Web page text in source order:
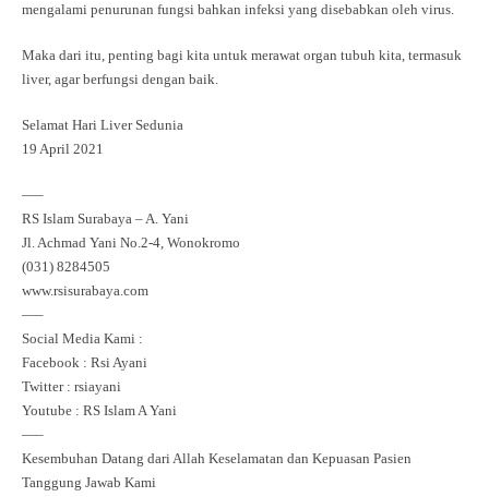
mengalami penurunan fungsi bahkan infeksi yang disebabkan oleh virus.
Maka dari itu, penting bagi kita untuk merawat organ tubuh kita, termasuk
liver, agar berfungsi dengan baik.
Selamat Hari Liver Sedunia
19 April 2021
—–
RS Islam Surabaya – A. Yani⁣⁣⁣
Jl. Achmad Yani No.2-4, Wonokromo⁣⁣⁣
(031) 8284505⁣⁣⁣
www.rsisurabaya.com⁣⁣⁣
—–
Social Media Kami :⁣⁣⁣
Facebook : Rsi Ayani⁣⁣⁣
Twitter : rsiayani⁣⁣⁣
Youtube : RS Islam A Yani⁣⁣⁣
—–
Kesembuhan Datang dari Allah Keselamatan dan Kepuasan Pasien
Tanggung Jawab Kami ⁣